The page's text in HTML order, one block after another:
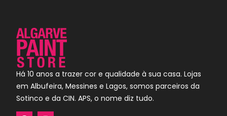
Há 10 anos a trazer cor e qualidade à sua casa. Lojas
em Albufeira, Messines e Lagos, somos parceiros da
Sotinco e da CIN. APS, o nome diz tudo.